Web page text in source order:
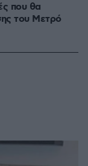
που θα
του Μετρό